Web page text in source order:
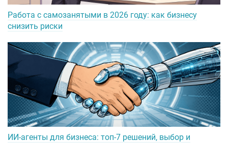
Работа с самозанятыми в 2026 году: как бизнесу
снизить риски
ИИ-агенты для бизнеса: топ-7 решений, выбор и